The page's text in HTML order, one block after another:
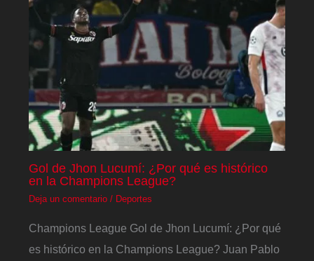
Gol de Jhon Lucumí: ¿Por qué es histórico
en la Champions League?
Deja un comentario / Deportes
Champions League Gol de Jhon Lucumí: ¿Por qué
es histórico en la Champions League? Juan Pablo